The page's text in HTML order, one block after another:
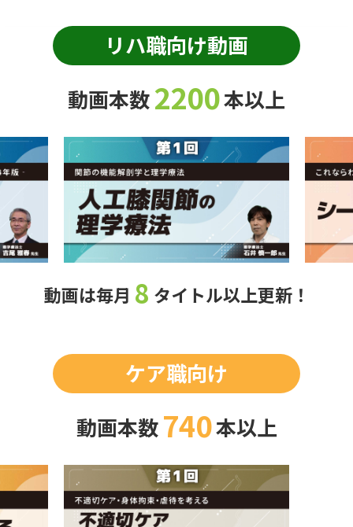
リハ職向け動画
動画本数2200本以上
動画は毎月 8 タイトル以上更新！
ケア職向け
動画本数 740本以上